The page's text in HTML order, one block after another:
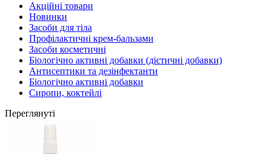
Акційні товари
Новинки
Засоби для тіла
Профілактичні крем-бальзами
Засоби косметичні
Біологічно активні добавки (дієтичні добавки)
Антисептики та дезінфектанти
Біологічно активні добавки
Сиропи, коктейлі
Переглянуті